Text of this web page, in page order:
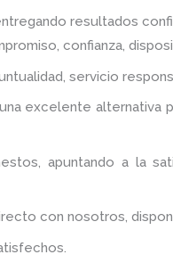
resultados
confianza,
servicio
excelente alternativa
apuntando a la
con nosotros,